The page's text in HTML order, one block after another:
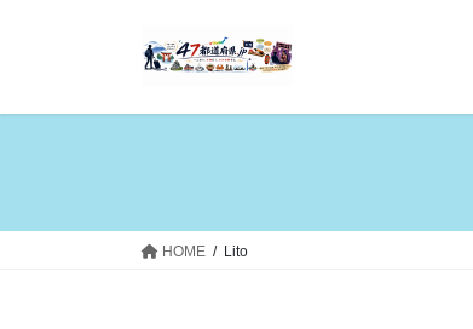
HOME Lito